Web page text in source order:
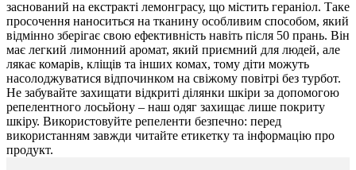
заснований на екстракті лемонграсу, що містить гераніол. Таке
просочення наноситься на тканину особливим способом, який
відмінно зберігає свою ефективність навіть після 50 прань. Він
має легкий лимонний аромат, який приємний для людей, але
лякає комарів, кліщів та інших комах, тому діти можуть
насолоджуватися відпочинком на свіжому повітрі без турбот.
Не забувайте захищати відкриті ділянки шкіри за допомогою
репелентного лосьйону – наш одяг захищає лише покриту
шкіру. Використовуйте репеленти безпечно: перед
використанням завжди читайте етикетку та інформацію про
продукт.